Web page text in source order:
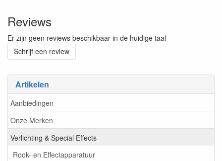
Artikelen
Aanbiedingen
Onze Merken
Verlichting & Special Effects
Rook- en Effectapparatuur
Reviews
Er zijn geen reviews beschikbaar in de huidige taal
Schrijf een review